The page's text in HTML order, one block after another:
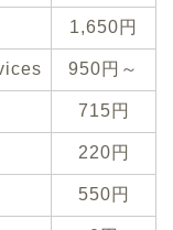
1,650 円
950円～
715円
220円
550円